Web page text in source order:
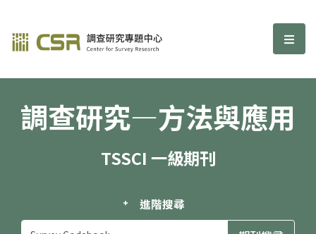
調查研究—方法與應用期刊 選
調查研究—方法與應用
TSSCI 一級期刊
進階搜尋